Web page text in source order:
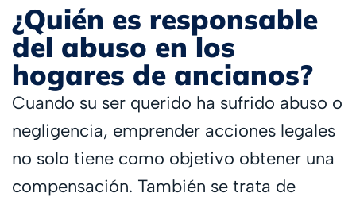
¿Quién es responsable
del abuso en los
hogares de ancianos?
Cuando su ser querido ha sufrido abuso o
negligencia, emprender acciones legales
no solo tiene como objetivo obtener una
compensación. También se trata de